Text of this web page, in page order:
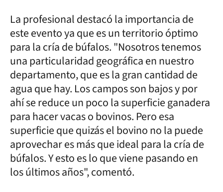
La profesional destacó la importancia de
este evento ya que es un territorio óptimo
para la cría de búfalos. "Nosotros tenemos
una particularidad geográfica en nuestro
departamento, que es la gran cantidad de
agua que hay. Los campos son bajos y por
ahí se reduce un poco la superficie ganadera
para hacer vacas o bovinos. Pero esa
superficie que quizás el bovino no la puede
aprovechar es más que ideal para la cría de
búfalos. Y esto es lo que viene pasando en
los últimos años", comentó.